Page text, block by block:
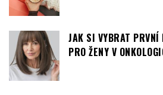
JAK SI VYBRAT PRVNÍ
PRO ŽENY V